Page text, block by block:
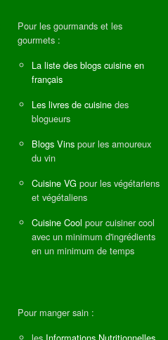
Pour les gourmands et les
gourmets :
La liste des blogs cuisine en
français
Les livres de cuisine des
blogueurs
Blogs Vins pour les amoureux
du vin
Cuisine VG pour les végétariens
et végétaliens
Cuisine Cool pour cuisiner cool
avec un minimum d'ingrédients
en un minimum de temps
Pour manger sain :